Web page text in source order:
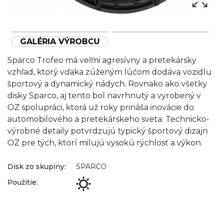
GALÉRIA VÝROBCU
Sparco Trofeo má veľmi agresívny a pretekársky
vzhľad, ktorý vďaka zúženým lúčom dodáva vozidlu
športový a dynamický nádych. Rovnako ako všetky
disky Sparco, aj tento bol navrhnutý a vyrobený v
OZ spolupráci, ktorá už roky prináša inovácie do
automobilového a pretekárskeho sveta. Technicko-
výrobné detaily potvrdzujú typický športový dizajn
OZ pre tých, ktorí milujú vysokú rýchlosť a výkon.
Disk zo skupiny:
SPARCO
Použitie: